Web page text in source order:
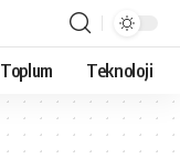
Toplum Teknoloji